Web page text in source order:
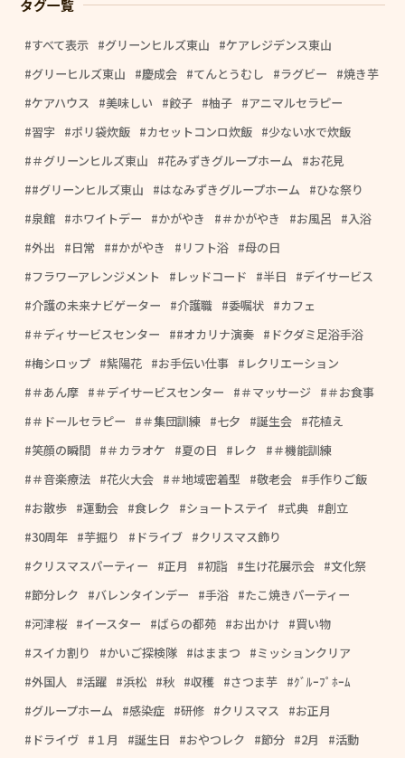
タグ一覧
すべて表示 グリーンヒルズ東山
ケアレジデンス東山
グリーヒルズ東山
慶成会 てんとうむし ラグビー
焼き芋
ケアハウス
美味しい 餃子 柚子
アニマルセラピー
習字
ポリ袋炊飯 カセットコンロ炊飯
少ない水で炊飯
＃グリーンヒルズ東山
花みずきグループホーム
お花見
#グリーンヒルズ東山
はなみずきグループホーム
ひな祭り
泉館
ホワイトデー かがやき ＃かがやき お風呂
入浴
外出
日常 #かがやき リフト浴
母の日
フラワーアレンジメント
レッドコード 半日
デイサービス
介護の未来ナビゲーター
介護職 委嘱状
カフェ
＃ディサービスセンター
#オカリナ演奏
ドクダミ足浴手浴
梅シロップ
紫陽花 お手伝い仕事
レクリエーション
＃あん摩
＃デイサービスセンター ＃マッサージ
＃お食事
＃ドールセラピー
＃集団訓練 七夕 誕生会
花植え
笑顔の瞬間
＃カラオケ 夏の日 レク
＃機能訓練
＃音楽療法
花火大会 ＃地域密着型 敬老会
手作りご飯
お散歩
運動会 食レク ショートステイ 式典
創立
30周年
芋掘り ドライブ
クリスマス飾り
クリスマスパーティー
正月 初詣 生け花展示会
文化祭
節分レク
バレンタインデー 手浴
たこ焼きパーティー
河津桜
イースター ばらの都苑 お出かけ
買い物
スイカ割り
かいご探検隊 はままつ
ミッションクリア
外国人
活躍 浜松 秋 収穫 さつま芋
ｸﾞﾙｰﾌﾟﾎｰﾑ
グループホーム
感染症 研修 クリスマス
お正月
ドライヴ
１月 誕生日 おやつレク 節分 2月
活動